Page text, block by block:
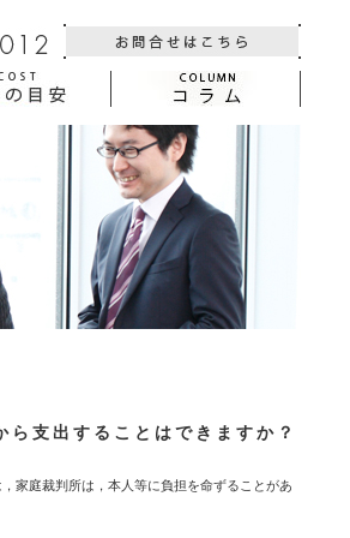
支出することはできますか？
家庭裁判所は，本人等に負担を命ずることがあ